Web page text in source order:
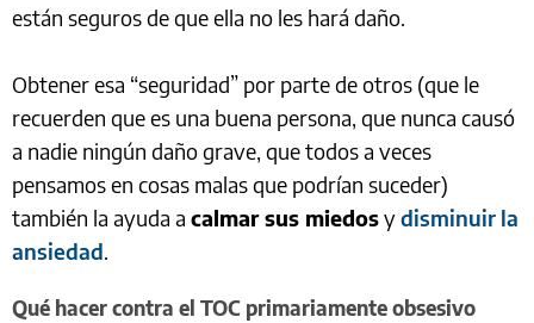
están seguros de que ella no les hará daño.
Obtener esa “seguridad” por parte de otros (que le
recuerden que es una buena persona, que nunca causó
a nadie ningún daño grave, que todos a veces
pensamos en cosas malas que podrían suceder)
también la ayuda a calmar sus miedosydisminuir la
ansiedad.
Qué hacer contra el TOC primariamente obsesivo